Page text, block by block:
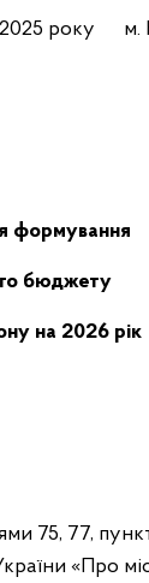
формування
бюджету
на 2026 рік
75, 77,
«Про